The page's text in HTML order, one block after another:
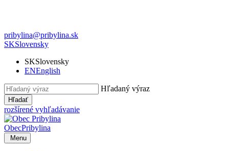
pribylina@pribylina.sk
SKSlovensky
SKSlovensky
ENEnglish
Hľadaný výraz
Hľadať
rozšírené vyhľadávanie
ObecPribylina
Menu